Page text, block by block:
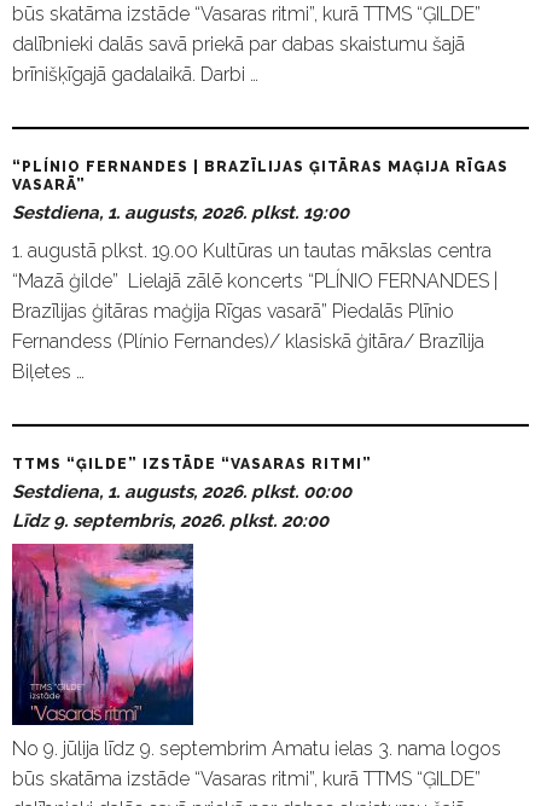
būs skatāma izstāde “Vasaras ritmi”, kurā TTMS “ĢILDE”
dalībnieki dalās savā priekā par dabas skaistumu šajā
brīnišķīgajā gadalaikā. Darbi …
“PLÍNIO FERNANDES | BRAZĪLIJAS ĢITĀRAS MAĢIJA RĪGAS
VASARĀ”
Sestdiena, 1. augusts, 2026. plkst. 19:00
1. augustā plkst. 19.00 Kultūras un tautas mākslas centra
“Mazā ģilde” Lielajā zālē koncerts “PLÍNIO FERNANDES |
Brazīlijas ģitāras maģija Rīgas vasarā” Piedalās Plīnio
Fernandess (Plínio Fernandes)/ klasiskā ģitāra/ Brazīlija
Biļetes …
TTMS “ĢILDE” IZSTĀDE “VASARAS RITMI”
Sestdiena, 1. augusts, 2026. plkst. 00:00
Līdz 9. septembris, 2026. plkst. 20:00
No 9. jūlija līdz 9. septembrim Amatu ielas 3. nama logos
būs skatāma izstāde “Vasaras ritmi”, kurā TTMS “ĢILDE”